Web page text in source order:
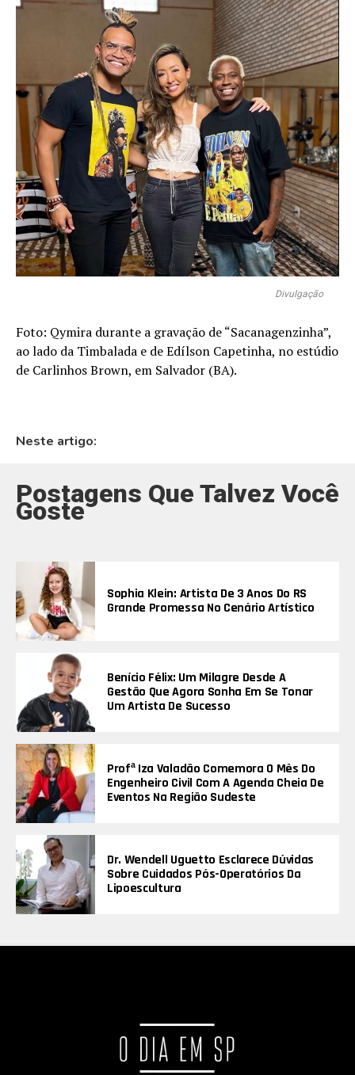
Divulgação
Foto: Qymira durante a gravação de “Sacanagenzinha”,
ao lado da Timbalada e de Edílson Capetinha, no estúdio
de Carlinhos Brown, em Salvador (BA).
Neste artigo:
Postagens Que Talvez Você
Goste
Sophia Klein: Artista De 3 Anos Do RS
Grande Promessa No Cenário Artístico
Benício Félix: Um Milagre Desde A
Gestão Que Agora Sonha Em Se Tonar
Um Artista De Sucesso
Profª Iza Valadão Comemora O Mês Do
Engenheiro Civil Com A Agenda Cheia De
Eventos Na Região Sudeste
Dr. Wendell Uguetto Esclarece Dúvidas
Sobre Cuidados Pós-Operatórios Da
Lipoescultura